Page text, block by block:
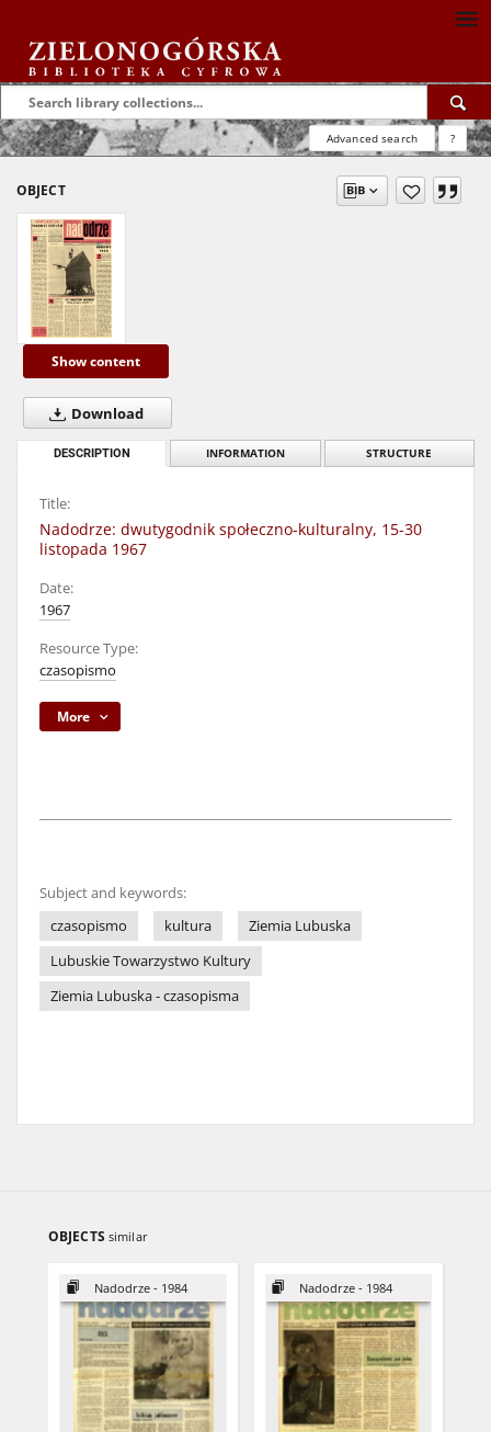
Advanced search ?
OBJECT
Show content
Download
DESCRIPTION INFORMATION STRUCTURE
Title:
Nadodrze: dwutygodnik społeczno-kulturalny, 15-30
listopada 1967
Date:
1967
Resource Type:
czasopismo
More
Subject and keywords:
czasopismo
kultura
Ziemia Lubuska
Lubuskie Towarzystwo Kultury
Ziemia Lubuska - czasopisma
OBJECTS similar
Nadodrze - 1984 Nadodrze - 1984